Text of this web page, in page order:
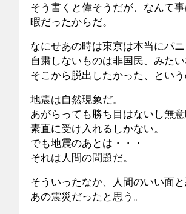
そう書くと偉そうだが、なんて事
暇だったからだ。
なにせあの時は東京は本当にパ
自粛しないものは非国民、みた
そこから脱出したかった、という
地震は自然現象だ。
あがらっても勝ち目はないし無意
素直に受け入れるしかない。
でも地震のあとは・・・
それは人間の問題だ。
そういったなか、人間のいい面
あの震災だったと思う。